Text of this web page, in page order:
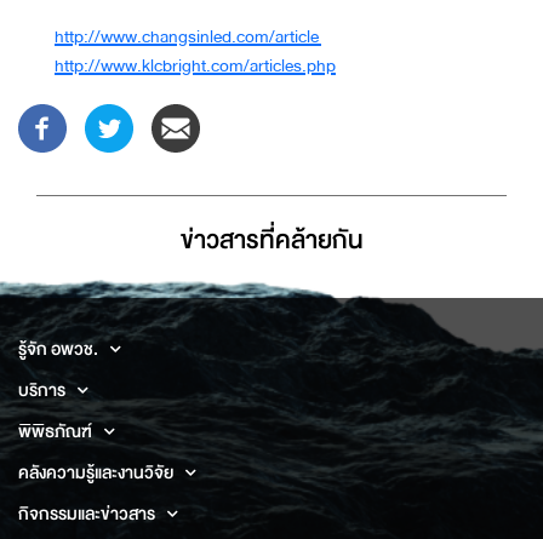
http://www.changsinled.com/article
http://www.klcbright.com/articles.php
ข่าวสารที่่คล้ายกัน
รู้จัก อพวช.
บริการ
พิพิธภัณฑ์
คลังความรู้และงานวิจัย
กิจกรรมและข่าวสาร